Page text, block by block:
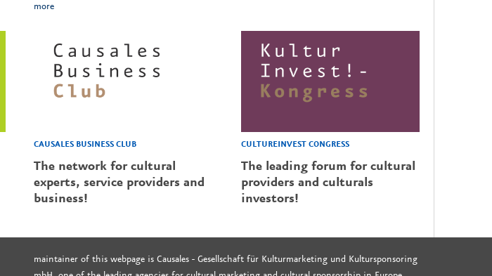
more
CAUSALES BUSINESS CLUB
The network for cultural
experts, service providers and
business!
CULTUREINVEST CONGRESS
The leading forum for cultural
providers and culturals
investors!
maintainer of this webpage is Causales - Gesellschaft für Kulturmarketing und Kultursponsoring